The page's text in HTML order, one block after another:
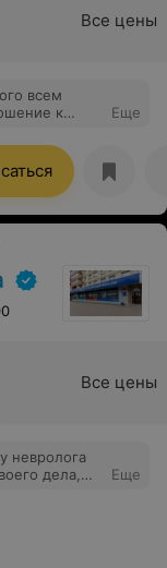
Все цены
всем
к
Еще
Все цены
невролога
дела,
ресепшене
всем
Еще